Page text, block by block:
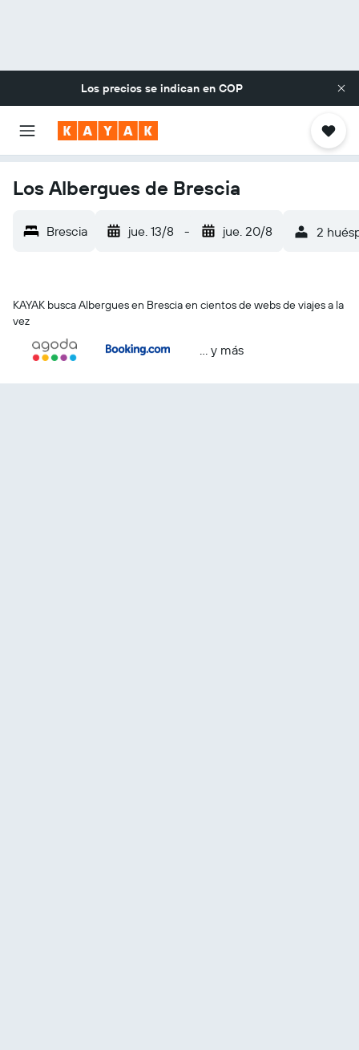
Los precios se indican en COP
Los Albergues de Brescia
Brescia jue. 13/8 - jue. 20/8 2
KAYAK busca Albergues en Brescia en cientos de webs de viajes a la
vez
… y más